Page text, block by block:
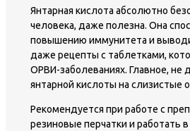
Янтарная кислота абсолютно
человека, даже полезна. Она
повышению иммунитета и
даже рецепты с таблетками,
ОРВИ-заболеваниях. Главное, не
янтарной кислоты на слизистые
Рекомендуется при работе с
резиновые перчатки и работать